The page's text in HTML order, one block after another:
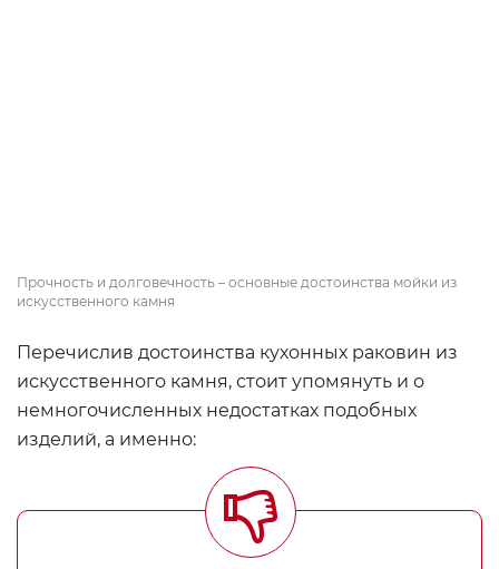
Прочность и долговечность – основные достоинства мойки из
искусственного камня
Перечислив достоинства кухонных раковин из
искусственного камня, стоит упомянуть и о
немногочисленных недостатках подобных
изделий, а именно: